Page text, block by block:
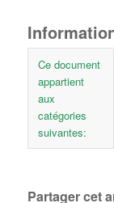
Ce document
appartient
aux
catégories
suivantes:
Partager cet